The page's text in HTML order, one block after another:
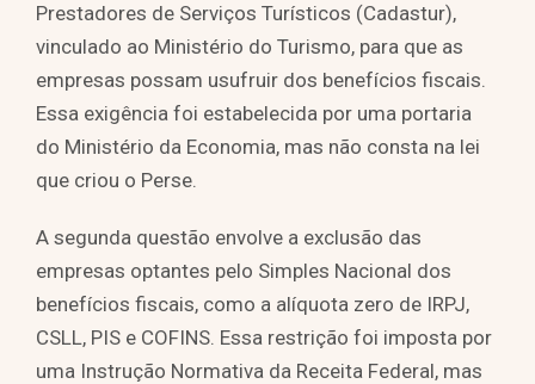
Prestadores de Serviços Turísticos (Cadastur),
vinculado ao Ministério do Turismo, para que as
empresas possam usufruir dos benefícios fiscais.
Essa exigência foi estabelecida por uma portaria
do Ministério da Economia, mas não consta na lei
que criou o Perse.
A segunda questão envolve a exclusão das
empresas optantes pelo Simples Nacional dos
benefícios fiscais, como a alíquota zero de IRPJ,
CSLL, PIS e COFINS. Essa restrição foi imposta por
uma Instrução Normativa da Receita Federal, mas